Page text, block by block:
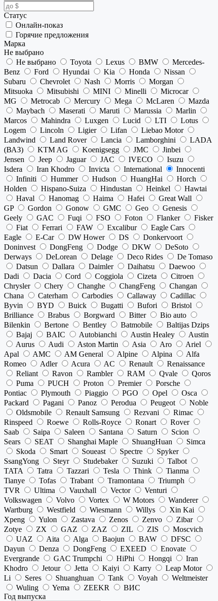
Статус
Онлайн-показ
Горячие предложения
Марка
Не выбрано
Не выбрано
Toyota Lexus BMW
Mercedes-
Benz
Ford Hyundai Kia Honda
Nissan
Subaru
Chevrolet Nash Morris
Morgan
Mitsuoka
Mitsubishi MINI Minelli
Microcar
MG
Metrocab Mercury Mega McLaren
Mazda
Maybach
Maserati Maruti Marussia
Marlin
Marcos
Mahindra Luxgen Lucid LTI
Lotus
Logem
Lincoln Ligier Lifan
Liebao Motor
Landwind
Land Rover Lancia Lamborghini
LADA
(ВАЗ)
KTM AG Koenigsegg JMC
Jinbei
Jensen
Jeep Jaguar JAC IVECO
Isuzu
Isdera
Iran Khodro Invicta International
Innocenti
Infiniti
Hummer Hudson HuangHai
Horch
Holden
Hispano-Suiza Hindustan Heinkel
Hawtai
Haval
Hanomag Haima Hafei
Great Wall
GP
Gordon Gonow GMC Geo
Genesis
Geely
GAC Fuqi FSO Foton Flanker
Fisker
Fiat
Ferrari FAW Excalibur
Eagle Cars
Eagle
E-Car DW Hower DS
Donkervoort
Doninvest
DongFeng Dodge DKW
DeSoto
Derways
DeLorean Delage Deco Rides
De Tomaso
Datsun
Dallara Daimler Daihatsu
Daewoo
Dadi
Dacia Cord Coggiola Cizeta
Citroen
Chrysler
Chery Changhe ChangFeng
Changan
Chana
Caterham Carbodies Callaway
Cadillac
Byvin
BYD Buick Bugatti Bufori
Bristol
Brilliance
Brabus Borgward Bitter
Bio auto
Bilenkin
Bertone Bentley Batmobile
Baltijas Dzips
Bajaj
BAIC Autobianchi Austin Healey
Austin
Aurus
Audi Aston Martin Asia Aro
Ariel
Apal
AMC AM General Alpine Alpina
Alfa
Romeo
Adler Acura AC Renault
Renaissance
Reliant
Ravon Rambler RAM Qvale
Qoros
Puma
PUCH Proton Premier
Porsche
Pontiac
Plymouth Piaggio PGO Opel
Osca
Packard
Pagani Panoz Perodua Peugeot
Noble
Oldsmobile
Renault Samsung Rezvani
Rimac
Rinspeed
Roewe Rolls-Royce Ronart
Rover
Saab
Saipa Saleen Santana Saturn
Scion
Sears
SEAT Shanghai Maple ShuangHuan
Simca
Skoda
Smart Soueast Spectre
Spyker
SsangYong
Steyr Studebaker Suzuki
Talbot
TATA
Tatra Tazzari Tesla Think
Tianma
Tianye
Tofas Trabant Tramontana
Triumph
TVR
Ultima Vauxhall Vector
Venturi
Volkswagen
Volvo Vortex W Motors
Wanderer
Wartburg
Westfield Wiesmann Willys
Xin Kai
Xpeng
Yulon Zastava Zenos Zenvo
Zibar
Zotye
ZX GAZ ZAZ ZIL ZIS
Moscvich
UAZ
Aita Alga Baojun BAW
DFSC
Dayun
Denza DongFeng EXEED
Enovate
Evergrande
GAC Trumpchi HiPhi Hongqi
Iran
Khodro
Jetour Jetta Kaiyi Karry
Leap Motor
Li
Seres Shuanghuan Tank Voyah
Weltmeister
Wuling
Yema ZEEKR
ВИС
Год выпуска